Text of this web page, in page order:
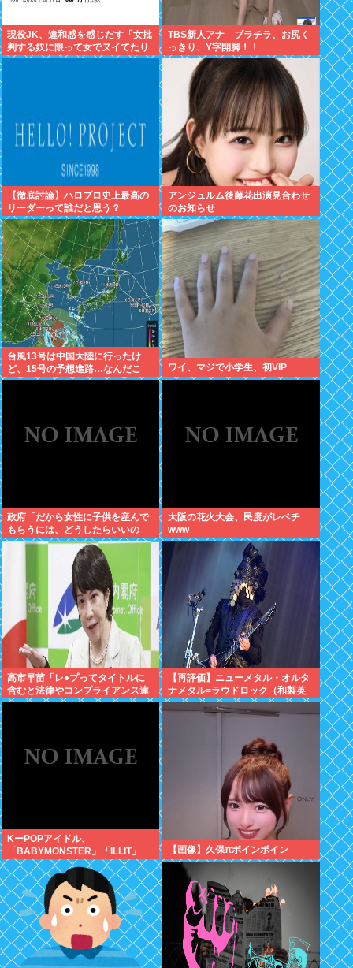
現役JK、違和感を感じだす「女批
判する奴に限って女でヌイてたり
するから意味わからなくなってき
TBS新人アナ ブラチラ、お尻く
っきり、Y字開脚！！
【徹底討論】ハロプロ史上最高の
リーダーって誰だと思う？
アンジュルム後藤花出演見合わせ
のお知らせ
台風13号は中国大陸に行ったけ
ど、15号の予想進路…なんだこ
れ？
ワイ、マジで小学生、初VIP
政府「だから女性に子供を産んで
もらうには、どうしたらいいの
よ;;」
大阪の花火大会、民度がレベチ
www
高市早苗「レ●プってタイトルに
含むと法律やコンプライアンス違
反だけどメスガキわからせなら問
【再評価】ニューメタル・オルタ
ナメタル=ラウドロック（和製英
語）がZに刺さってるらしい。お
前らがキッズの頃好きだったバン
KーPOPアイドル、
「BABYMONSTER」「ILLIT」
「RESCENE」の三国志時代に突
入！
【画像】久保πボインボイン